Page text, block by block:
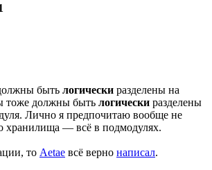
быть логически разделены на
тоже должны быть логически разделены
Лично я предпочитаю вообще не
хранилища — всё в подмодулях.
то Aetae всё верно написал.